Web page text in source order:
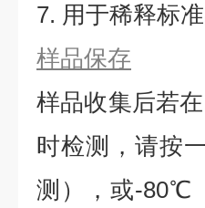
7. 用于稀释标
样品保存
样品收集后若
时检测，请按
测），或-80℃